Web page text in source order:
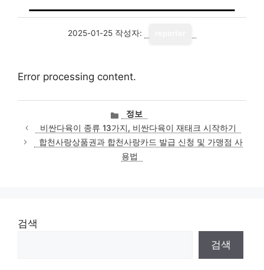
2025-01-25 작성자:
Error processing content.
카
테
고
리
정보
비싼다육이 종류 13가지, 비싼다육이 재태크 시작하기
합천사랑상품권과 합천사랑카드 발급 신청 및 가맹점 사
용법
검색
검색